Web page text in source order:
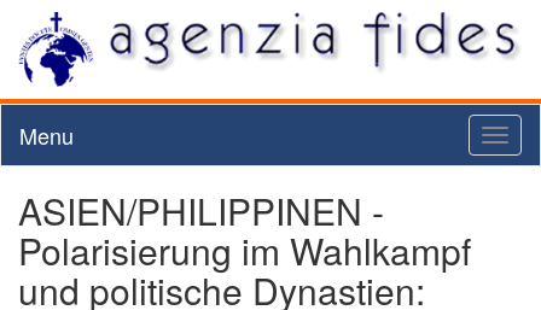
Menu
ASIEN/PHILIPPINEN -
Polarisierung im Wahlkampf
und politische Dynastien: